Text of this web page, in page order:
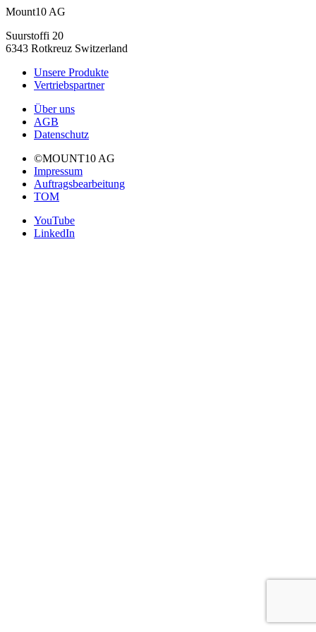
Mount10 AG
Suurstoffi 20
6343 Rotkreuz Switzerland
Unsere Produkte
Vertriebspartner
Über uns
AGB
Datenschutz
©MOUNT10 AG
Impressum
Auftragsbearbeitung
TOM
YouTube
LinkedIn